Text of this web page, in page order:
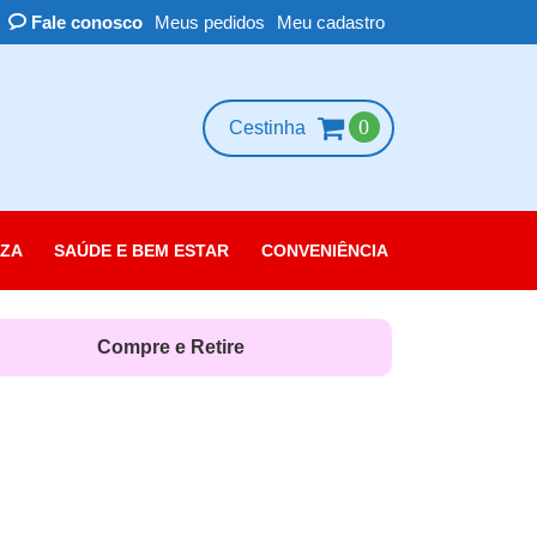
Fale conosco Meus pedidos Meu cadastro
Cestinha 0
das Unhas
SAÚDE E BEM ESTAR CONVENIÊNCIA
Compre e Retire